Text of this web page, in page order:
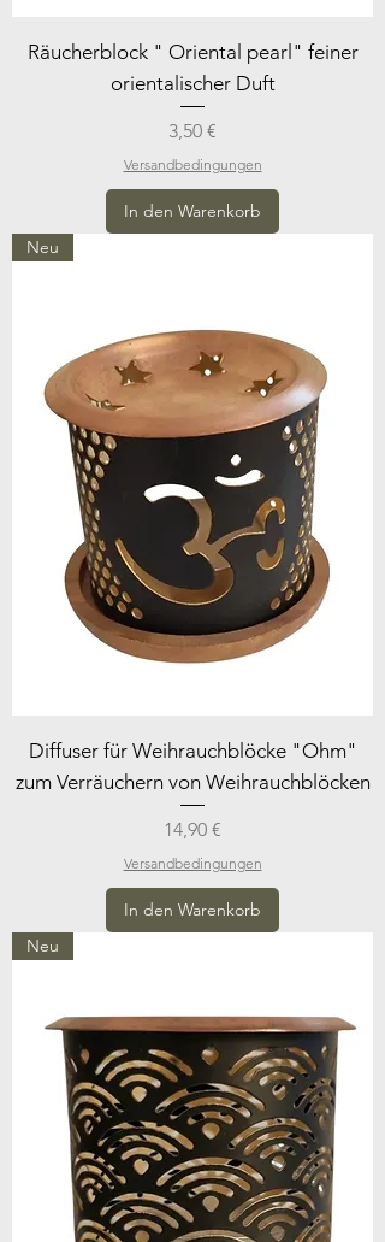
Räucherblock " Oriental pearl" feiner
orientalischer Duft
Preis
3,50 €
Versandbedingungen
In den Warenkorb
Neu
Diffuser für Weihrauchblöcke "Ohm"
zum Verräuchern von Weihrauchblöcken
Preis
14,90 €
Versandbedingungen
In den Warenkorb
Neu